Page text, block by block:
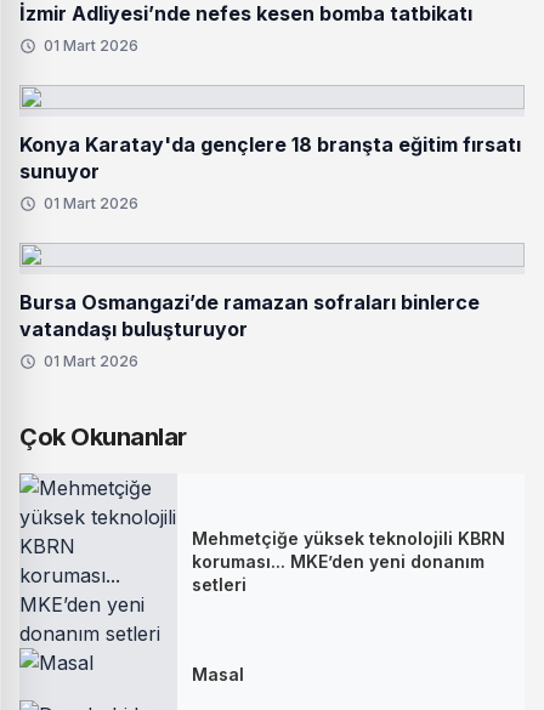
İzmir Adliyesi’nde nefes kesen bomba tatbikatı
01 Mart 2026
Konya Karatay'da gençlere 18 branşta eğitim fırsatı
sunuyor
01 Mart 2026
Bursa Osmangazi’de ramazan sofraları binlerce
vatandaşı buluşturuyor
01 Mart 2026
Çok Okunanlar
Mehmetçiğe yüksek teknolojili KBRN
koruması... MKE’den yeni donanım
setleri
Masal